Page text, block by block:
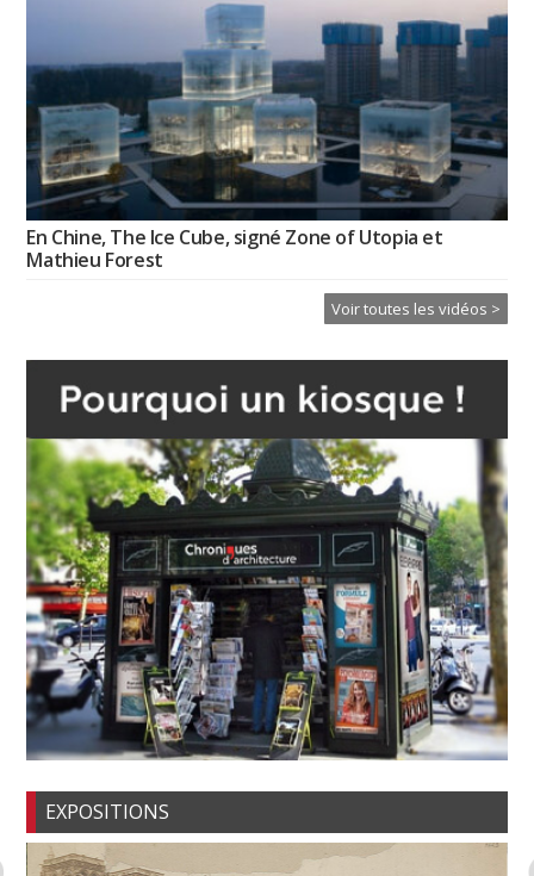
En Chine, The Ice Cube, signé Zone of Utopia et
Mathieu Forest
Voir toutes les vidéos >
EXPOSITIONS